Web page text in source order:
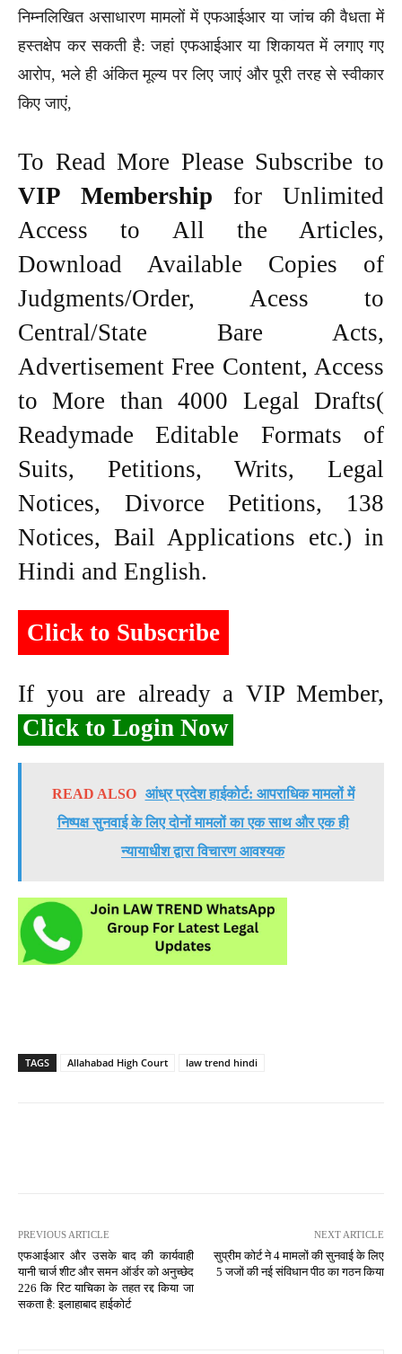
निम्नलिखित असाधारण मामलों में एफआईआर या जांच की वैधता में
हस्तक्षेप कर सकती है: जहां एफआईआर या शिकायत में लगाए गए
आरोप, भले ही अंकित मूल्य पर लिए जाएं और पूरी तरह से स्वीकार
किए जाएं,
To Read More Please Subscribe to
VIP Membership for Unlimited
Access to All the Articles,
Download Available Copies of
Judgments/Order, Acess to
Central/State Bare Acts,
Advertisement Free Content, Access
to More than 4000 Legal Drafts(
Readymade Editable Formats of
Suits, Petitions, Writs, Legal
Notices, Divorce Petitions, 138
Notices, Bail Applications etc.) in
Hindi and English.
Click to Subscribe
If you are already a VIP Member,
Click to Login Now
READ ALSO
आंध्र प्रदेश हाईकोर्ट: आपराधिक मामलों में
निष्पक्ष सुनवाई के लिए दोनों मामलों का एक साथ और एक ही
न्यायाधीश द्वारा विचारण आवश्यक
TAGS Allahabad High Court law trend hindi
PREVIOUS ARTICLE
एफआईआर और उसके बाद की कार्यवाही
यानी चार्ज शीट और समन ऑर्डर को अनुच्छेद
226 कि रिट याचिका के तहत रद्द किया जा
सकता है: इलाहाबाद हाईकोर्ट
NEXT ARTICLE
सुप्रीम कोर्ट ने 4 मामलों की सुनवाई के लिए
5 जजों की नई संविधान पीठ का गठन किया